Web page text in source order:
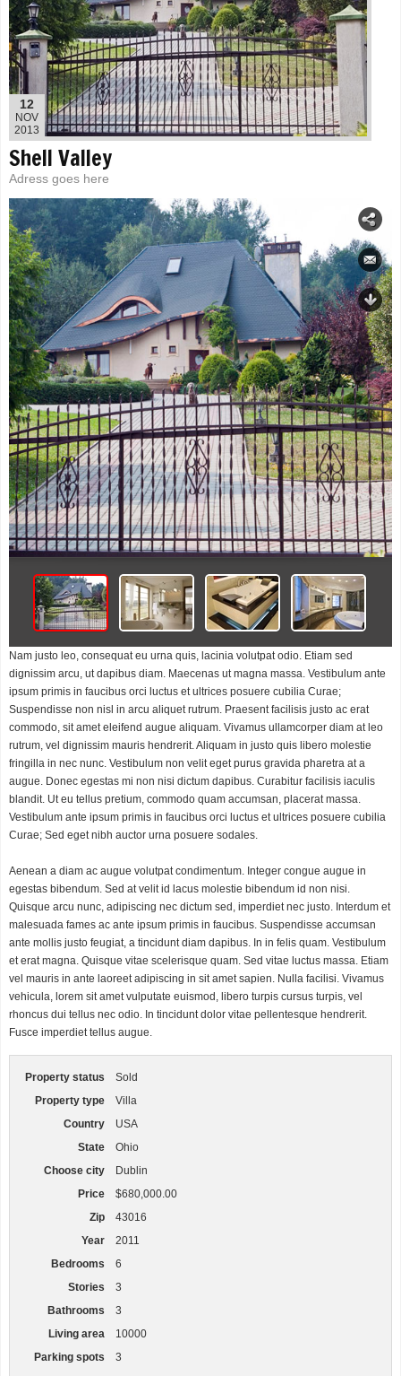
12
NOV
2013
Shell Valley
Adress goes here
Nam justo leo, consequat eu urna quis, lacinia volutpat odio. Etiam sed
dignissim arcu, ut dapibus diam. Maecenas ut magna massa. Vestibulum ante
ipsum primis in faucibus orci luctus et ultrices posuere cubilia Curae;
Suspendisse non nisl in arcu aliquet rutrum. Praesent facilisis justo ac erat
commodo, sit amet eleifend augue aliquam. Vivamus ullamcorper diam at leo
rutrum, vel dignissim mauris hendrerit. Aliquam in justo quis libero molestie
fringilla in nec nunc. Vestibulum non velit eget purus gravida pharetra at a
augue. Donec egestas mi non nisi dictum dapibus. Curabitur facilisis iaculis
blandit. Ut eu tellus pretium, commodo quam accumsan, placerat massa.
Vestibulum ante ipsum primis in faucibus orci luctus et ultrices posuere cubilia
Curae; Sed eget nibh auctor urna posuere sodales.
Aenean a diam ac augue volutpat condimentum. Integer congue augue in
egestas bibendum. Sed at velit id lacus molestie bibendum id non nisi.
Quisque arcu nunc, adipiscing nec dictum sed, imperdiet nec justo. Interdum et
malesuada fames ac ante ipsum primis in faucibus. Suspendisse accumsan
ante mollis justo feugiat, a tincidunt diam dapibus. In in felis quam. Vestibulum
et erat magna. Quisque vitae scelerisque quam. Sed vitae luctus massa. Etiam
vel mauris in ante laoreet adipiscing in sit amet sapien. Nulla facilisi. Vivamus
vehicula, lorem sit amet vulputate euismod, libero turpis cursus turpis, vel
rhoncus dui tellus nec odio. In tincidunt dolor vitae pellentesque hendrerit.
Fusce imperdiet tellus augue.
Property status
Sold
Property type
Villa
Country
USA
State
Ohio
Choose city
Dublin
Price
$680,000.00
Zip
43016
Year
2011
Bedrooms
6
Stories
3
Bathrooms
3
Living area
10000
Parking spots
3